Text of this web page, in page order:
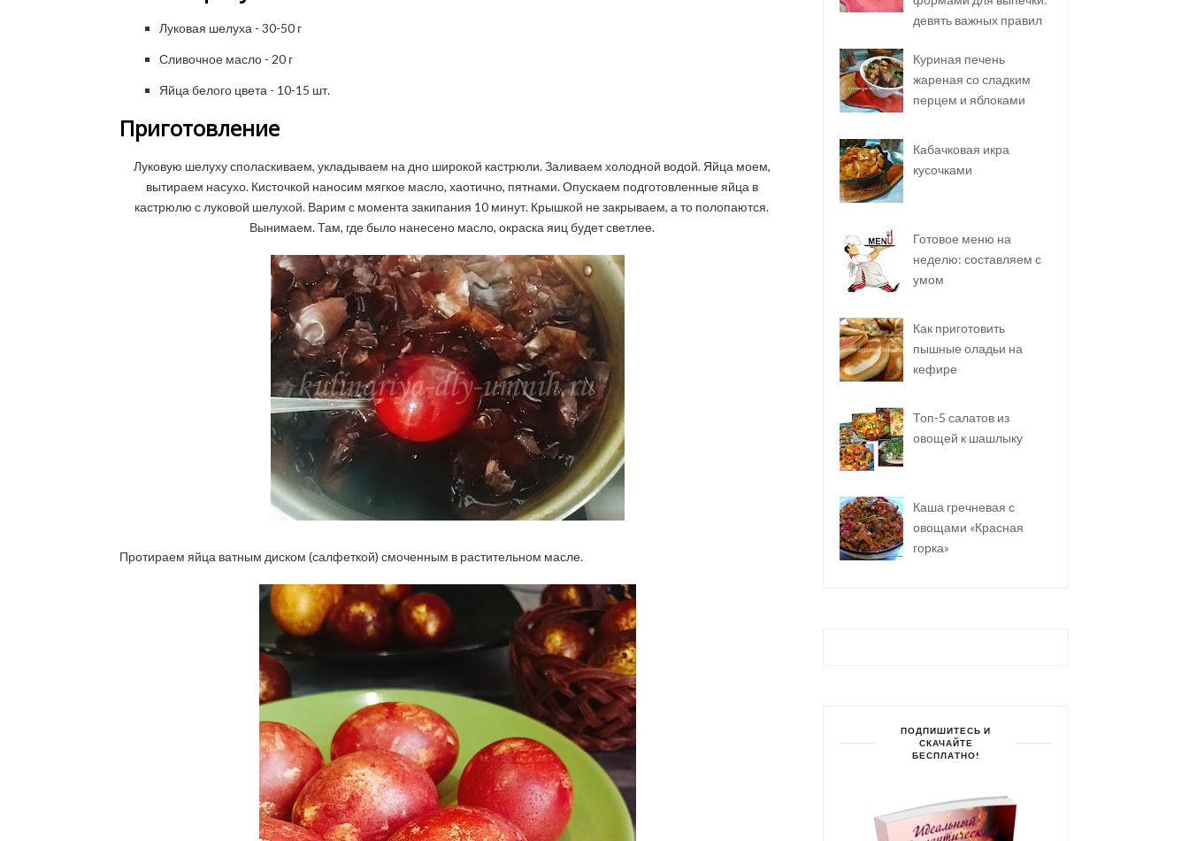
Луковая шелуха - 30-50 г
Сливочное масло - 20 г
Яйца белого цвета - 10-15 шт.
Приготовление
Луковую шелуху споласкиваем, укладываем на дно широкой кастрюли. Заливаем холодной водой. Яйца моем,
вытираем насухо. Кисточкой наносим мягкое масло, хаотично, пятнами. Опускаем подготовленные яйца в
кастрюлю с луковой шелухой. Варим с момента закипания 10 минут. Крышкой не закрываем, а то полопаются.
Вынимаем. Там, где было нанесено масло, окраска яиц будет светлее.
Протираем яйца ватным диском (салфеткой) смоченным в растительном масле.
девять важных правил
Куриная печень
жареная со сладким
перцем и яблоками
Кабачковая икра
кусочками
Готовое меню на
неделю: составляем с
умом
Как приготовить
пышные оладьи на
кефире
Топ-5 салатов из
овощей к шашлыку
Каша гречневая с
овощами «Красная
горка»
ПОДПИШИТЕСЬ И
СКАЧАЙТЕ
БЕСПЛАТНО!